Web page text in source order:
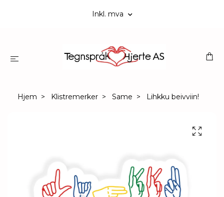
Inkl. mva
Hjem Klistremerker Same Lihkku beivviin!